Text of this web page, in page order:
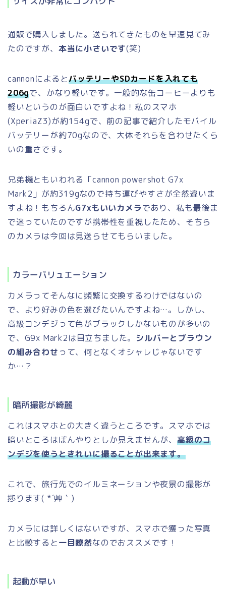
通販で購入しました。送られてきたものを早速見てみ
たのですが、 本当に小さいです(笑)
cannonによるとバッテリーやSDカードを入れても
206gで、かなり軽いです。一般的な缶コーヒーよりも
軽いというのが面白いですよね！私のスマホ
(XperiaZ3)が約154gで、前の記事で紹介したモバイル
バッテリーが約70gなので、大体それらを合わせたくら
いの重さです。
兄弟機ともいわれる「cannon powershot G7x
Mark2」が約319gなので持ち運びやすさが全然違いま
すよね！もちろんG7xもいいカメラであり、私も最後ま
で迷っていたのですが携帯性を重視したため、そちら
のカメラは今回は見送らせてもらいました。
カラーバリュエーション
カメラってそんなに頻繁に交換するわけではないの
で、より好みの色を選びたいんですよね…。しかし、
高級コンデジって色がブラックしかないものが多いの
で、G9x Mark2は目立ちました。 シルバーとブラウン
の組み合わせ って、何となくオシャレじゃないです
か…？
暗所撮影が綺麗
これはスマホとの大きく違うところです。スマホでは
暗いところはぼんやりとしか見えませんが、 高級のコ
ンデジを使うときれいに撮ることが出来ます。
これで、旅行先でのイルミネーションや夜景の撮影が
捗ります( *´艸｀)
カメラには詳しくはないですが、スマホで獲った写真
と比較すると一目瞭然なのでおススメです！
起動が早い